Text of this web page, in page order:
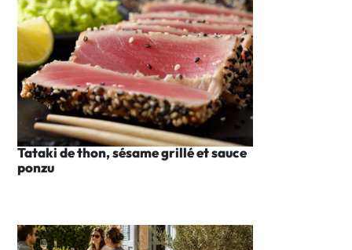
Tataki de thon, sésame grillé et sauce
ponzu